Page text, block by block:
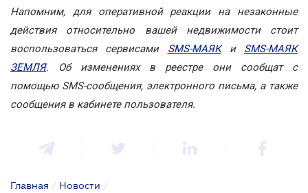
Напомним, для оперативной реакции на незаконные
действия относительно вашей недвижимости стоит
воспользоваться сервисами SMS-МАЯКи SMS-МАЯК
ЗЕМЛЯ. Об изменениях в реестре они сообщат с
помощью SMS-сообщения, электронного письма, а также
сообщения в кабинете пользователя.
Главная / Новости /